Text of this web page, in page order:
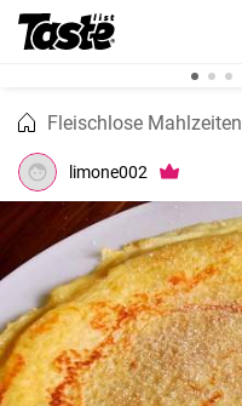
Fleischlose Mahlzeiten
limone002